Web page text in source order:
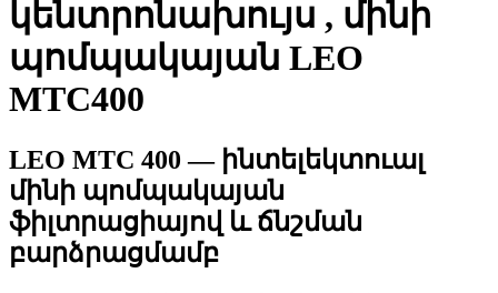
կենտրոնախույս , մինի
պոմպակայան LEO
MTC400
LEO MTC 400 — ինտելեկտուալ
մինի պոմպակայան
ֆիլտրացիայով և ճնշման
բարձրացմամբ